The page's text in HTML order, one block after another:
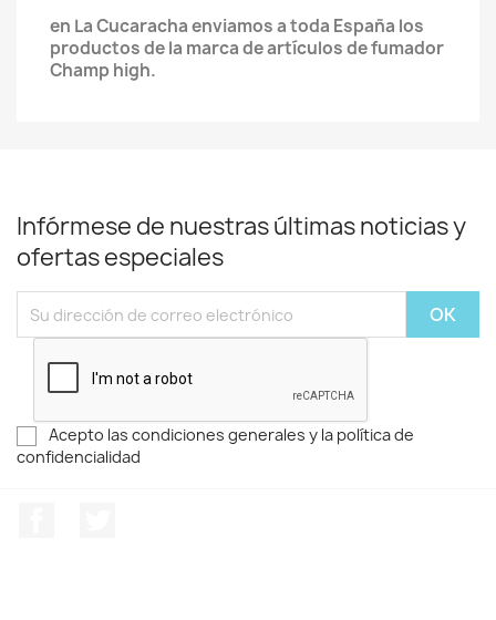
en La Cucaracha enviamos a toda España los
productos de la marca de artículos de fumador
Champ high.
Infórmese de nuestras últimas noticias y
ofertas especiales
Acepto las condiciones generales y la política de
confidencialidad